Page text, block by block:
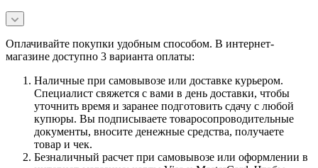
Оплачивайте покупки удобным способом. В интернет-
магазине доступно 3 варианта оплаты:
Наличные при самовывозе или доставке курьером.
Специалист свяжется с вами в день доставки, чтобы
уточнить время и заранее подготовить сдачу с любой
купюры. Вы подписываете товаросопроводительные
документы, вносите денежные средства, получаете
товар и чек.
Безналичный расчет при самовывозе или оформлении в